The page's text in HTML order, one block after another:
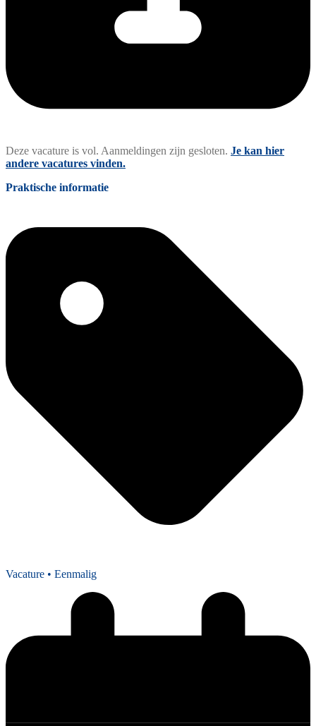
Deze vacature is vol. Aanmeldingen zijn gesloten. Je kan hier
andere vacatures vinden.
Praktische informatie
Vacature • Eenmalig